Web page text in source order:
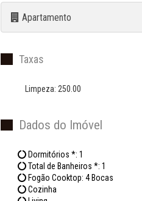
Apartamento
Taxas
Limpeza: 250.00
Dados do Imóvel
Dormitórios *: 1
Total de Banheiros *: 1
Fogão Cooktop: 4 Bocas
Cozinha